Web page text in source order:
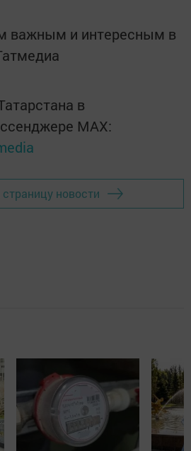
важным и интересным в
в
MАХ:
новости